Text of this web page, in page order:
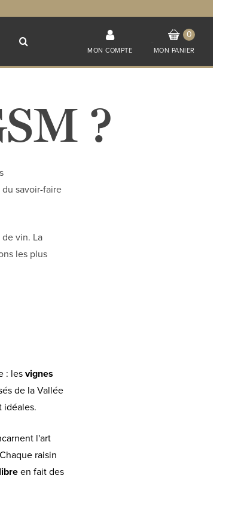
MON COMPTE
0
MON PANIER
?
savoir-faire
vin. La
les plus
: lesvignes
de la Vallée
idéales.
l'art
raisin
en fait des